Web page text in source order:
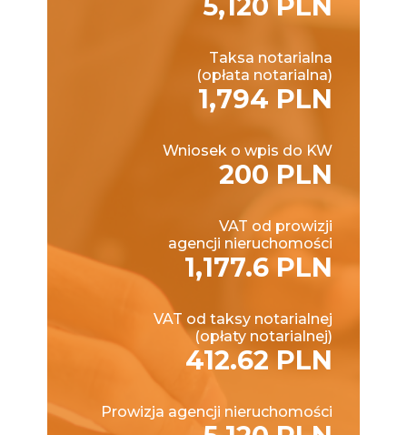
Taksa notarialna
(opłata notarialna)
1,794 PLN
Wniosek o wpis do KW
200 PLN
VAT od prowizji
agencji nieruchomości
1,177.6 PLN
VAT od taksy notarialnej
(opłaty notarialnej)
412.62 PLN
Prowizja agencji nieruchomości